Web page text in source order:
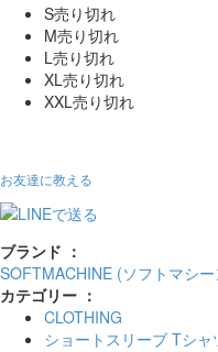
S売り切れ
M売り切れ
L売り切れ
XL売り切れ
XXL売り切れ
お友達に教える
ブランド ：
SOFTMACHINE (ソフトマシー
カテゴリー ：
CLOTHING
ショートスリーブ Tシャ